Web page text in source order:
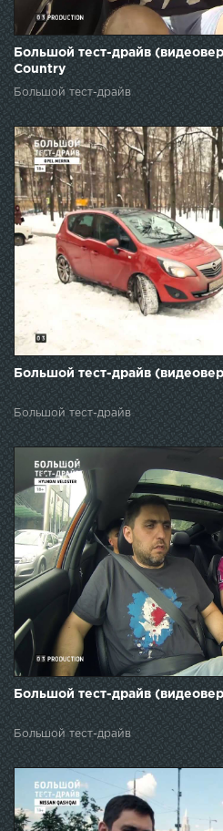
Большой тест-драйв
Country
Большой тест-драйв
Большой тест-драйв
Большой тест-драйв
Большой тест-драйв
Большой тест-драйв